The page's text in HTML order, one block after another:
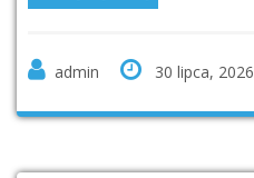
admin 30 lipca, 2026